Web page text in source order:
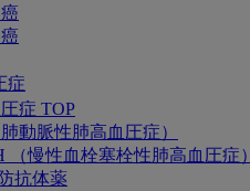
症
症 TOP
動脈性肺高血圧症）
（慢性血栓塞栓性肺高血圧症）
抗体薬